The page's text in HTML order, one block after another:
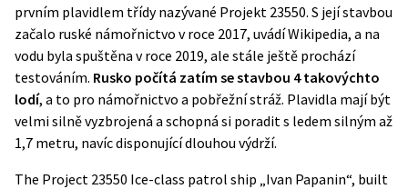
prvním plavidlem třídy nazývané Projekt 23550. S její stavbou
začalo ruské námořnictvo v roce 2017, uvádíWikipedia, a na
vodu byla spuštěna v roce 2019, ale stále ještě prochází
testováním. Rusko počítá zatím se stavbou 4 takovýchto
lodí, a to pro námořnictvo a pobřežní stráž. Plavidla mají být
velmi silně vyzbrojená a schopná si poradit s ledem silným až
1,7 metru, navíc disponující dlouhou výdrží.
The Project 23550 Ice-class patrol ship „Ivan Papanin“, built